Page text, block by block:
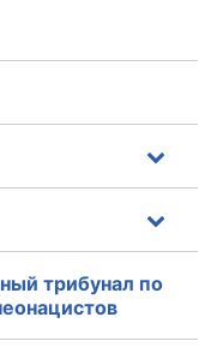
трибунал по